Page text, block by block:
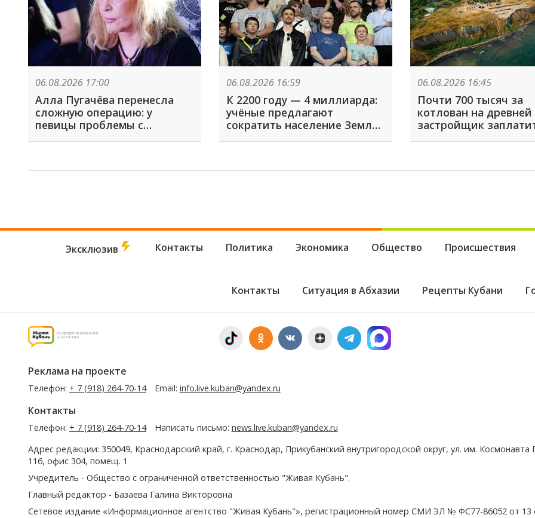
06.08.2026 17:00
Алла Пугачёва перенесла
сложную операцию: у
певицы проблемы с
суставами. Последствия
06.08.2026 16:59
К 2200 году — 4 миллиарда:
учёные предлагают
сократить население Земли
вдвое. Каким образом?
06.08.2026 16:45
Почти 700 тысяч за
котлован на
застройщик
ущерб городищу в
Эксклюзив Контакты Политика Экономика Общество Происшествия
Контакты Ситуация в Абхазии Рецепты Кубани
Реклама на проекте
Телефон: + 7 (918) 264-70-14 Email: info.live.kuban@yandex.ru
Контакты
Телефон: + 7 (918) 264-70-14 Написать письмо: news.live.kuban@yandex.ru
Адрес редакции: 350049, Краснодарский край, г. Краснодар, Прикубанский внутригородской округ, ул. им. Космонавта
116, офис 304, помещ. 1
Учредитель - Общество с ограниченной ответственностью "Живая Кубань".
Главный редактор - Базаева Галина Викторовна
Сетевое издание «Информационное агентство "Живая Кубань"», регистрационный номер СМИ ЭЛ № ФС77-86052 от 13